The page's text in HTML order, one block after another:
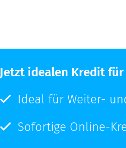
Jetzt idealen Kredit
Ideal für Weiter-
Sofortige Online-